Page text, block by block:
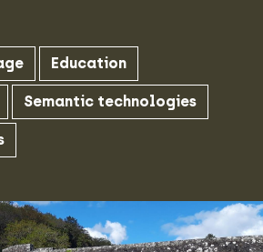
Education
Semantic technologies